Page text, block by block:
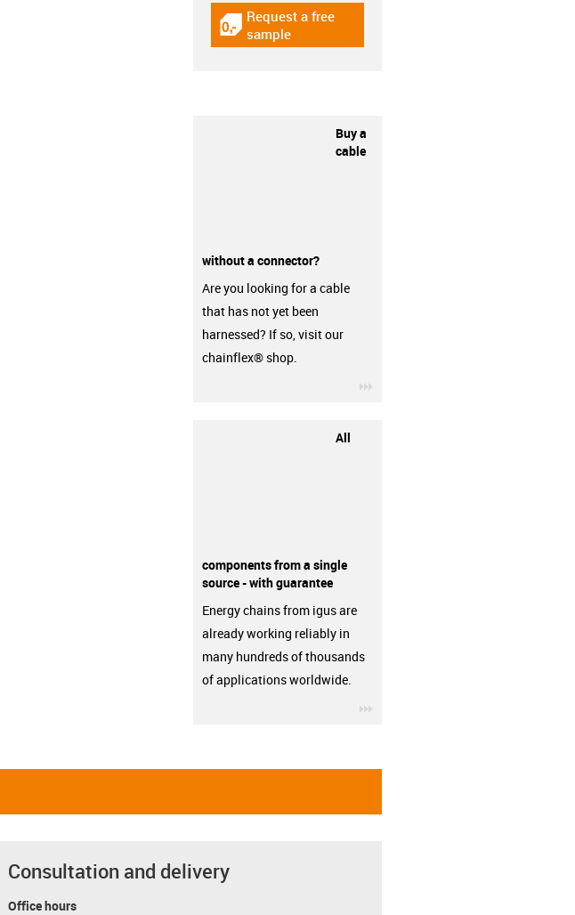
igus-icon-gratismuster
Request a free
sample
Buy a
cable
without a connector?
Are you looking for a cable
that has not yet been
harnessed? If so, visit our
chainflex® shop.
All
components from a single
source - with guarantee
Energy chains from igus are
already working reliably in
many hundreds of thousands
of applications worldwide.
Consultation and delivery
Office hours